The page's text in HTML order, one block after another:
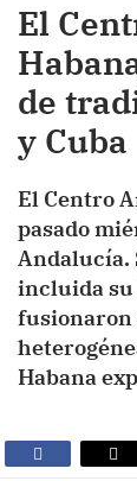
El
de
y Cuba
El Centro
pasado
Andalucía.
incluida su
fusionaron
Habana